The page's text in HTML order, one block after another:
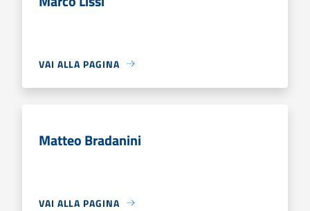
VAI ALLA PAGINA
Matteo Bradanini
VAI ALLA PAGINA